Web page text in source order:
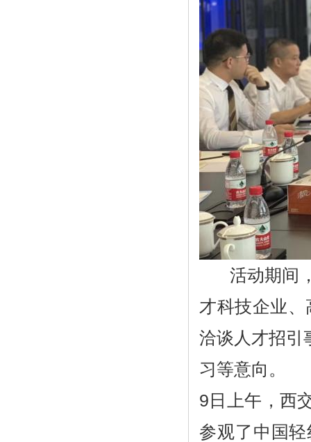
活动期间
才科技企业
洽谈人才招引
习等意向。
9日上午，西
参观了中国